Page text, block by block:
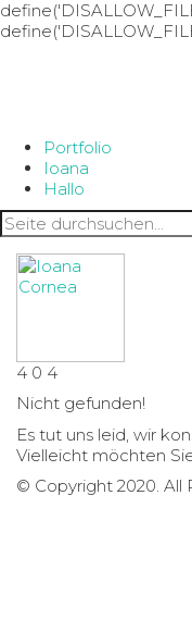
Portfolio
Ioana
Hallo
4 0 4
Nicht gefunden!
Es tut uns leid, wir
Vielleicht möchten
© Copyright 2020. All